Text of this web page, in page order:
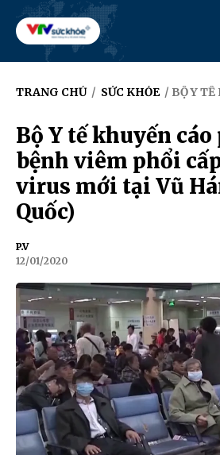
TRANG CHỦ / SỨC KHỎE / BỘ Y TẾ KHUYẾN CÁO PHÒNG
Bộ Y tế khuyến
bệnh viêm phổi
virus mới tại Vũ
Quốc)
P.V
12/01/2020